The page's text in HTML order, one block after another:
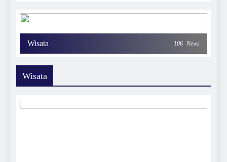
Wisata 106 News
Wisata